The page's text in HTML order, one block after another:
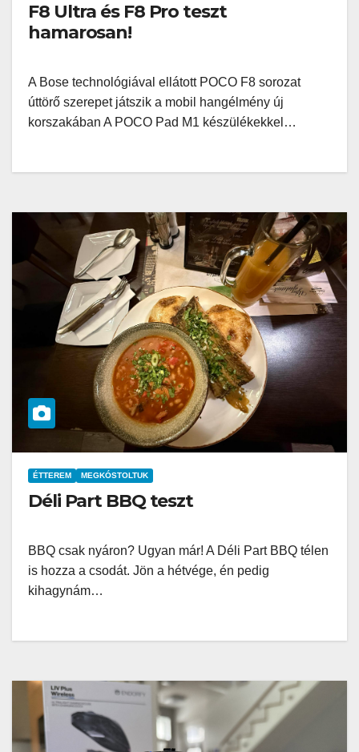
F8 Ultra és F8 Pro teszt
hamarosan!
A Bose technológiával ellátott POCO F8 sorozat
úttörő szerepet játszik a mobil hangélmény új
korszakában A POCO Pad M1 készülékekkel…
ÉTTEREM MEGKÓSTOLTUK
Déli Part BBQ teszt
BBQ csak nyáron? Ugyan már! A Déli Part BBQ télen
is hozza a csodát. Jön a hétvége, én pedig
kihagynám…